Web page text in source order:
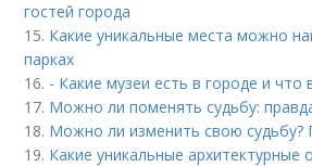
гостей города
15. Какие уникальные места можно
парках
16. - Какие музеи есть в городе и что
17. Можно ли поменять судьбу:
18. Можно ли изменить свою судьбу?
19. Какие уникальные